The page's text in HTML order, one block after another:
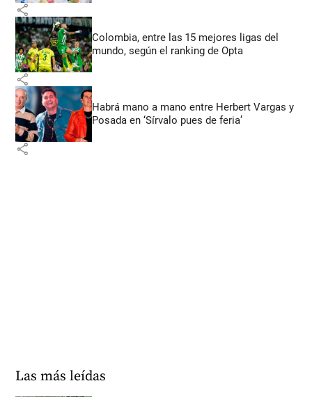
share
Colombia, entre las 15 mejores ligas del
mundo, según el ranking de Opta
share
Habrá mano a mano entre Herbert Vargas y
Posada en ‘Sírvalo pues de feria’
share
Las más leídas